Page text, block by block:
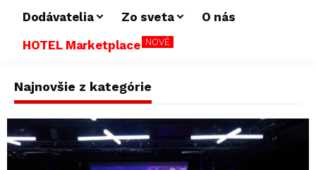
Dodávatelia
Zo sveta
O nás
HOTEL Marketplace NOVÉ
Najnovšie z kategórie